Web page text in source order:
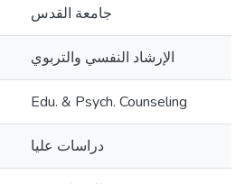
جامعة القدس
الإرشاد النفسي والتربوي
Edu. & Psych. Counseling
دراسات عليا